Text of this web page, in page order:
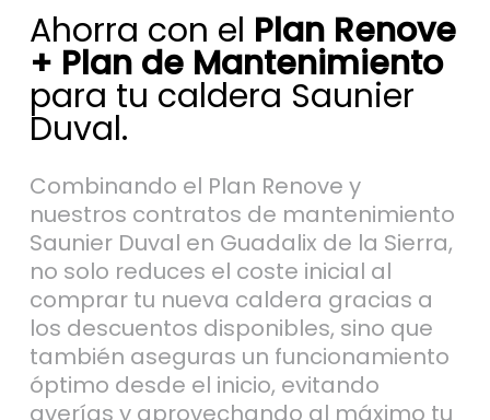
+ Plan de Mantenimiento
para tu caldera Saunier
Duval.
Combinando el Plan Renove y
nuestros contratos de mantenimiento
Saunier Duval en Guadalix de la Sierra,
no solo reduces el coste inicial al
comprar tu nueva caldera gracias a
los descuentos disponibles, sino que
también aseguras un funcionamiento
óptimo desde el inicio, evitando
averías y aprovechando al máximo tu
equipo.